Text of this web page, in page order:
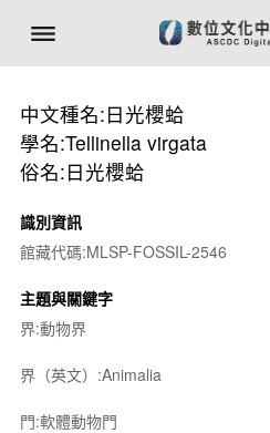
中文種名:日光櫻蛤
學名:Tellinella virgata
俗名:日光櫻蛤
識別資訊
館藏代碼:MLSP-FOSSIL-2546
主題與關鍵字
界:動物界
界（英文）:Animalia
門:軟體動物門